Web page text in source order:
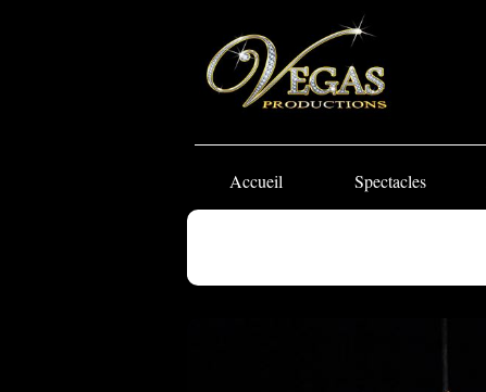
Accueil Spectacles